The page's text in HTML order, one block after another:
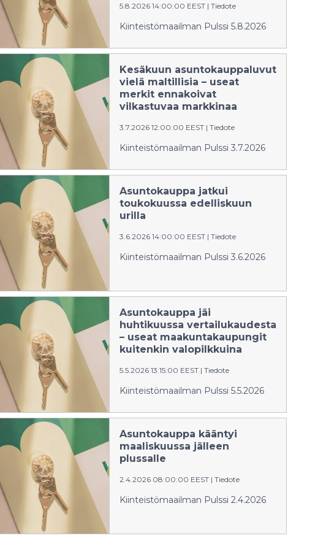
5.8.2026 14:00:00 EEST | Tiedote
Kiinteistömaailman Pulssi 5.8.2026
Kesäkuun asuntokauppaluvut
vielä maltillisia – useat
merkit ennakoivat
vilkastuvaa markkinaa
3.7.2026 12:00:00 EEST | Tiedote
Kiinteistömaailman Pulssi 3.7.2026
Asuntokauppa jatkui
toukokuussa edelliskuun
urilla
3.6.2026 14:00:00 EEST | Tiedote
Kiinteistömaailman Pulssi 3.6.2026
Asuntokauppa jäi
huhtikuussa vertailukaudesta
– useat maakuntakaupungit
kuitenkin valopilkkuina
5.5.2026 13:15:00 EEST | Tiedote
Kiinteistömaailman Pulssi 5.5.2026
Asuntokauppa kääntyi
maaliskuussa jälleen
plussalle
2.4.2026 08:00:00 EEST | Tiedote
Kiinteistömaailman Pulssi 2.4.2026